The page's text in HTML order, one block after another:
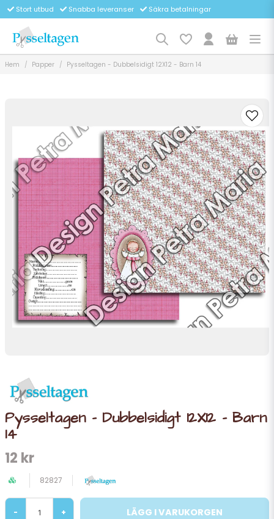
Stort utbud Snabba leveranser Säkra betalningar
Hem Papper Pysseltagen - Dubbelsidigt 12X12 - Barn 14
Pysseltagen - Dubbelsidigt 12X12 - Barn
14
12 kr
82827
- + LÄGG I VARUKORGEN